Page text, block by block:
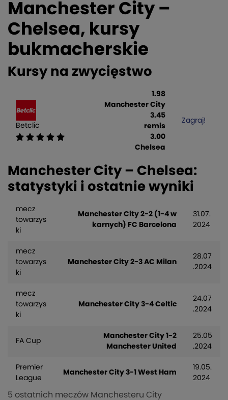
Manchester City –
Chelsea, kursy
bukmacherskie
Kursy na zwycięstwo
Betclic
1.98
Manchester City
3.45
remis
3.00
Chelsea
Zagraj!
Manchester City – Chelsea:
statystyki i ostatnie wyniki
mecz
towarzys
ki
Manchester City 2-2 (1-4 w
karnych) FC Barcelona
31.07.
2024
mecz
towarzys
ki
Manchester City 2-3 AC Milan
28.07
.2024
mecz
towarzys
ki
Manchester City 3-4 Celtic
24.07
.2024
FA Cup
Manchester City 1-2
Manchester United
25.05
.2024
Premier
League
Manchester City 3-1 West Ham
19.05.
2024
5 ostatnich meczów Manchesteru City